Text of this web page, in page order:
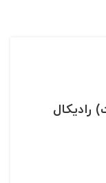
رادیکال